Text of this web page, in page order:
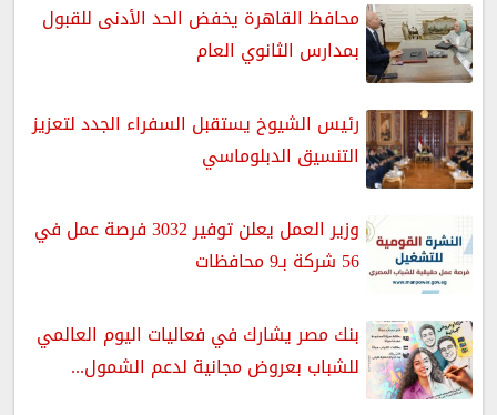
محافظ القاهرة يخفض الحد الأدنى للقبول
بمدارس الثانوي العام
رئيس الشيوخ يستقبل السفراء الجدد لتعزيز
التنسيق الدبلوماسي
وزير العمل يعلن توفير 3032 فرصة عمل في
56 شركة بـ9 محافظات
بنك مصر يشارك في فعاليات اليوم العالمي
للشباب بعروض مجانية لدعم الشمول...